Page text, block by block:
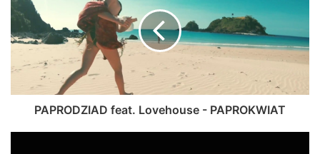
PAPRODZIAD feat. Lovehouse - PAPROKWIAT